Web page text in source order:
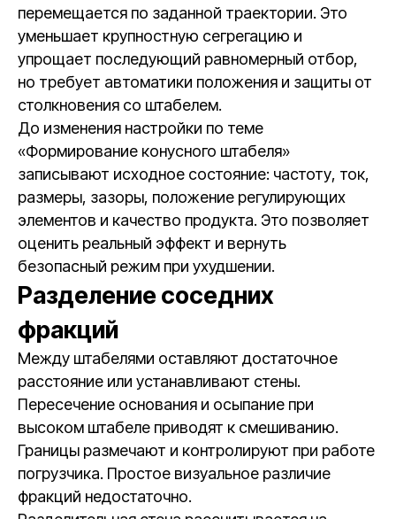
перемещается по заданной траектории. Это
уменьшает крупностную сегрегацию и
упрощает последующий равномерный отбор,
но требует автоматики положения и защиты от
столкновения со штабелем.
До изменения настройки по теме
«Формирование конусного штабеля»
записывают исходное состояние: частоту, ток,
размеры, зазоры, положение регулирующих
элементов и качество продукта. Это позволяет
оценить реальный эффект и вернуть
безопасный режим при ухудшении.
Разделение соседних
фракций
Между штабелями оставляют достаточное
расстояние или устанавливают стены.
Пересечение основания и осыпание при
высоком штабеле приводят к смешиванию.
Границы размечают и контролируют при работе
погрузчика. Простое визуальное различие
фракций недостаточно.